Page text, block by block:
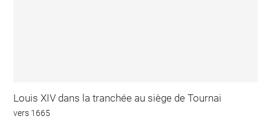
Louis XIV dans la tranchée au siège de Tournai
vers 1665